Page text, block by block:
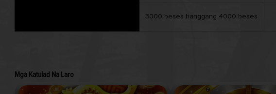
3000 beses hanggang 4000 beses
Mga Katulad Na Laro